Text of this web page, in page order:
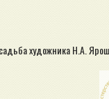
художника Н.А.